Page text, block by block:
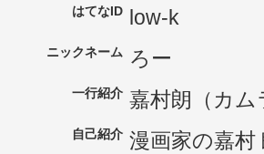
はてなID low-k
ニックネーム ろー
一行紹介 嘉村朗（カム
自己紹介 漫画家の嘉